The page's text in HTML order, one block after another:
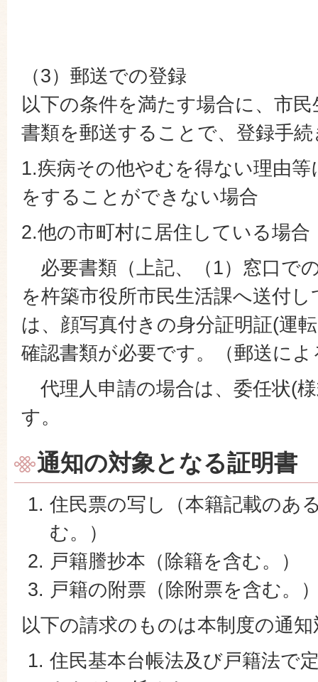
（3）郵送での登録
以下の条件を満たす場合に、市
書類を郵送することで、登録手
1.疾病その他やむを得ない理由
をすることができない場合
2.他の市町村に居住している場合
必要書類（上記、（1）窓口で
を杵築市役所市民生活課へ送付
は、顔写真付きの身分証明証(運
確認書類が必要です。（郵送に
代理人申請の場合は、委任状(
す。
通知の対象となる証明書
住民票の写し（本籍記載のあ
む。）
戸籍謄抄本（除籍を含む。）
戸籍の附票（除附票を含む。
以下の請求のものは本制度の通
住民基本台帳法及び戸籍法で